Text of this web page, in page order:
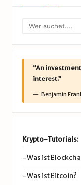
“An
interest.”
Benjamin
Krypto-Tutorials:
-Was ist
-Was ist Bitcoin?